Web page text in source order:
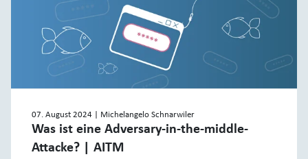
07. August 2024 | Michelangelo Schnarwiler
Was ist eine Adversary-in-the-middle-
Attacke? | AITM